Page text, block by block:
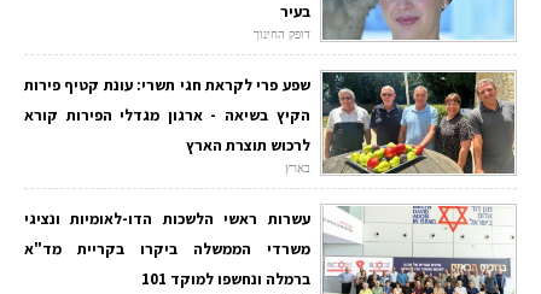
בעיר
דופק החינוך
שפע פרי לקראת חגי תשרי: עונת קטיף פירות
הקיץ בשיאה - ארגון מגדלי הפירות קורא
לרכוש תוצרת הארץ
בארץ
עשרות ראשי הלשכות הדו-לאומיות ונציגי
משרדי הממשלה ביקרו בקריית מד"א
ברמלה ונחשפו למוקד 101